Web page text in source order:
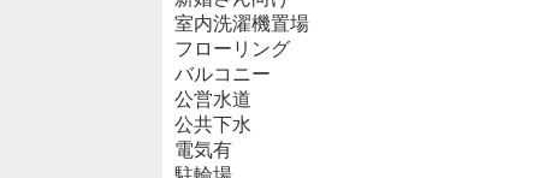
室内洗濯機置場
フローリング
バルコニー
公営水道
公共下水
電気有